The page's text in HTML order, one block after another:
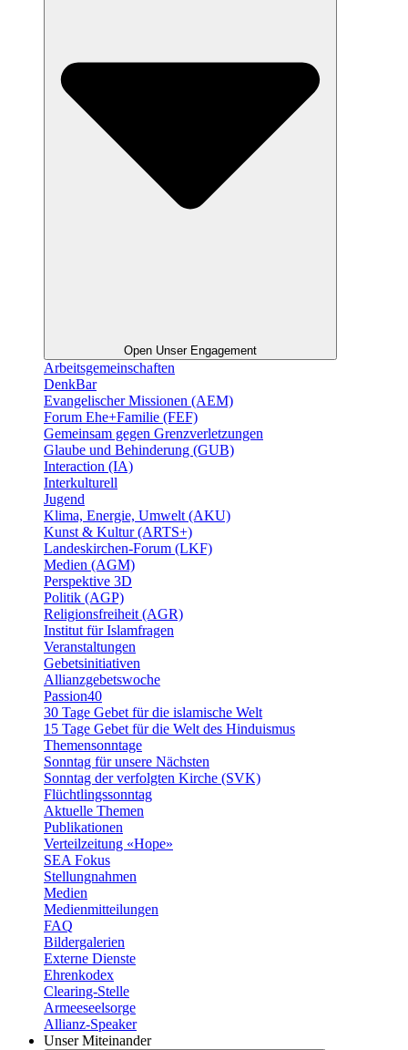
Open Unser Engagement
Arbeitsgemeinschaften
DenkBar
Evangelischer Missionen (AEM)
Forum Ehe+Familie (FEF)
Gemeinsam gegen Grenzverletzungen
Glaube und Behinderung (GUB)
Interaction (IA)
Interkulturell
Jugend
Klima, Energie, Umwelt (AKU)
Kunst & Kultur (ARTS+)
Landeskirchen-Forum (LKF)
Medien (AGM)
Perspektive 3D
Politik (AGP)
Religionsfreiheit (AGR)
Institut für Islamfragen
Veranstaltungen
Gebetsinitiativen
Allianzgebetswoche
Passion40
30 Tage Gebet für die islamische Welt
15 Tage Gebet für die Welt des Hinduismus
Themensonntage
Sonntag für unsere Nächsten
Sonntag der verfolgten Kirche (SVK)
Flüchtlingssonntag
Aktuelle Themen
Publikationen
Verteilzeitung «Hope»
SEA Fokus
Stellungnahmen
Medien
Medienmitteilungen
FAQ
Bildergalerien
Externe Dienste
Ehrenkodex
Clearing-Stelle
Armeeseelsorge
Allianz-Speaker
Unser Miteinander